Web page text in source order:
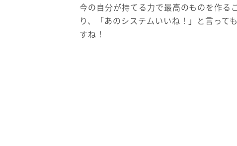
今の自分が持てる力で最高のものを作る
り、「あのシステムいいね！」と言って
すね！